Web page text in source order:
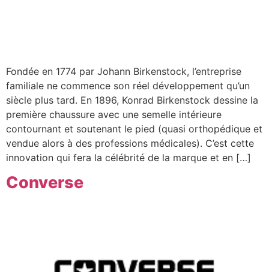
Fondée en 1774 par Johann Birkenstock, l’entreprise
familiale ne commence son réel développement qu’un
siècle plus tard. En 1896, Konrad Birkenstock dessine la
première chaussure avec une semelle intérieure
contournant et soutenant le pied (quasi orthopédique et
vendue alors à des professions médicales). C’est cette
innovation qui fera la célébrité de la marque et en […]
Converse